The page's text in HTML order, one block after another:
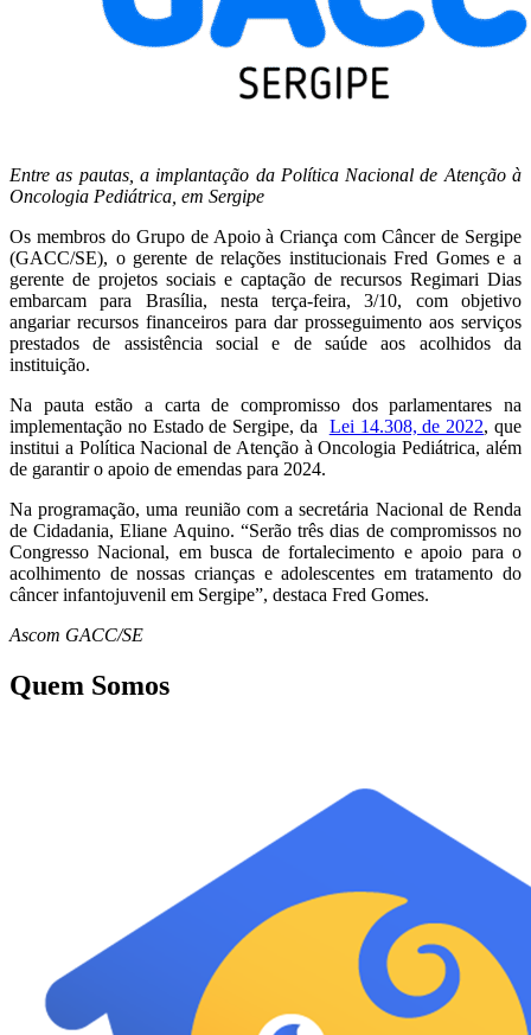
Entre as pautas, a implantação da Política Nacional de Atenção à
Oncologia Pediátrica, em Sergipe
Os membros do Grupo de Apoio à Criança com Câncer de Sergipe
(GACC/SE), o gerente de relações institucionais Fred Gomes e a
gerente de projetos sociais e captação de recursos Regimari Dias
embarcam para Brasília, nesta terça-feira, 3/10, com objetivo
angariar recursos financeiros para dar prosseguimento aos serviços
prestados de assistência social e de saúde aos acolhidos da
instituição.
Na pauta estão a carta de compromisso dos parlamentares na
implementação no Estado de Sergipe, da Lei 14.308, de 2022, que
institui a Política Nacional de Atenção à Oncologia Pediátrica, além
de garantir o apoio de emendas para 2024.
Na programação, uma reunião com a secretária Nacional de Renda
de Cidadania, Eliane Aquino. “Serão três dias de compromissos no
Congresso Nacional, em busca de fortalecimento e apoio para o
acolhimento de nossas crianças e adolescentes em tratamento do
câncer infantojuvenil em Sergipe”, destaca Fred Gomes.
Ascom GACC/SE
Quem Somos